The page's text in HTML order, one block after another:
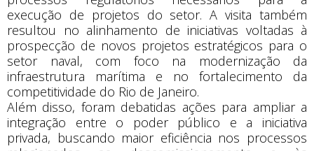
execução de projetos do setor. A visita também
resultou no alinhamento de iniciativas voltadas à
prospecção de novos projetos estratégicos para o
setor naval, com foco na modernização da
infraestrutura marítima e no fortalecimento da
competitividade do Rio de Janeiro.
Além disso, foram debatidas ações para ampliar a
integração entre o poder público e a iniciativa
privada, buscando maior eficiência nos processos